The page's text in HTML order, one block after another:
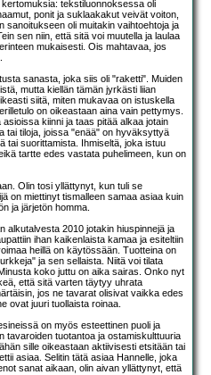
tekstiluonnoksessa oli
ponit ja suklaakakut veivät voiton,
sanoitukseen oli muitakin vaihtoehtoja ja
sen niin, että sitä voi muutella ja laulaa
mukaisesti. Ois mahtavaa, jos
sanasta, joka siis oli "raketti". Muiden
mutta kiellän tämän jyrkästi liian
siitä, miten mukavaa on istuskella
on oikeastaan aina vain pettymys.
kiinni ja taas pitää alkaa jotain
tai tiloja, joissa "enää" on hyväksyttyä
tai suorittamista. Ihmiseltä, joka istuu
tartte edes vastata puhelimeen, kun on
Olin tosi yllättynyt, kun tuli se
on miettinyt tismalleen samaa asiaa kuin
ja järjetön homma.
alkutalvesta 2010 jotakin hiuspinnejä ja
ihan kaikenlaista kamaa ja esiteltiin
heillä on käytössään. Tuotteina on
ja sen sellaista. Niitä voi tilata
koko juttu on aika sairas. Onko nyt
että sitä varten täytyy uhrata
jos ne tavarat olisivat vaikka edes
ovat juuri tuollaista roinaa.
on myös esteettinen puoli ja
tavaroiden tuotantoa ja ostamiskulttuuria
sille oikeastaan aktiivisesti etsitään tai
asiaa. Selitin tätä asiaa Hannelle, joka
sanat aikaan, olin aivan yllättynyt, että